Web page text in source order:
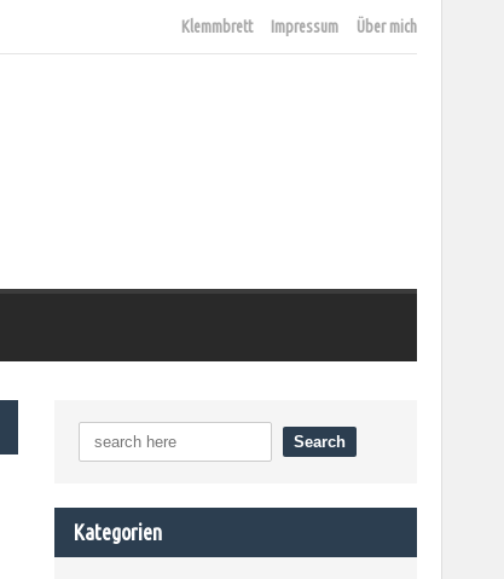
Klemmbrett Impressum Über mich
Kategorien